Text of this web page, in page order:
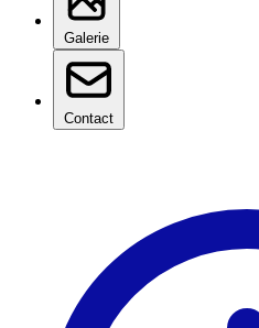
Galerie
Contact